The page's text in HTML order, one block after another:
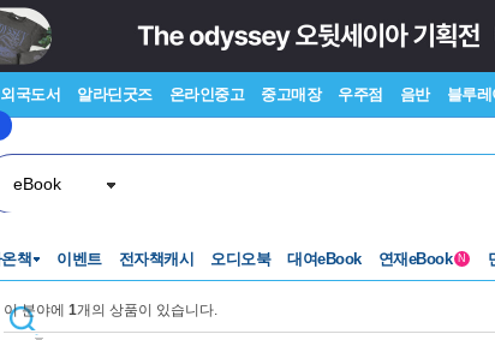
외국도서 알라딘굿즈 온라인중고 중고매장 우주점 음반 블루레
eBook
책 이벤트 전자책캐시 오디오북 대여eBook 연재eBook N
이 분야에 1개의 상품이 있습니다.